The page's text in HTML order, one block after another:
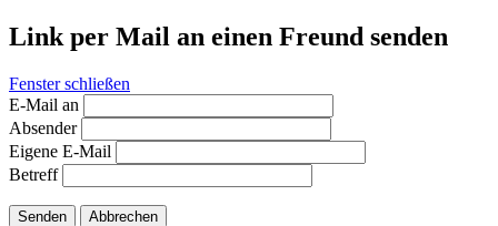
Link per Mail an einen Freund senden
Fenster schließen
E-Mail an
Absender
Eigene E-Mail
Betreff
Senden Abbrechen